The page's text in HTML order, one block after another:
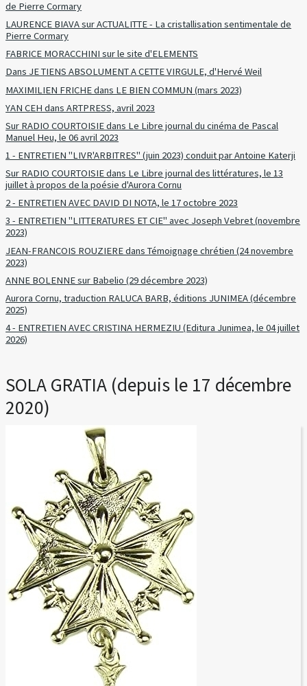
de Pierre Cormary
LAURENCE BIAVA sur ACTUALITTE - La cristallisation sentimentale de
Pierre Cormary
FABRICE MORACCHINI sur le site d'ELEMENTS
Dans JE TIENS ABSOLUMENT A CETTE VIRGULE, d'Hervé Weil
MAXIMILIEN FRICHE dans LE BIEN COMMUN (mars 2023)
YAN CEH dans ARTPRESS, avril 2023
Sur RADIO COURTOISIE dans Le Libre journal du cinéma de Pascal
Manuel Heu, le 06 avril 2023
1 - ENTRETIEN "LIVR'ARBITRES" (juin 2023) conduit par Antoine Katerji
Sur RADIO COURTOISIE dans Le Libre journal des littératures, le 13
juillet à propos de la poésie d'Aurora Cornu
2 - ENTRETIEN AVEC DAVID DI NOTA, le 17 octobre 2023
3 - ENTRETIEN "LITTERATURES ET CIE" avec Joseph Vebret (novembre
2023)
JEAN-FRANCOIS ROUZIERE dans Témoignage chrétien (24 novembre
2023)
ANNE BOLENNE sur Babelio (29 décembre 2023)
Aurora Cornu, traduction RALUCA BARB, éditions JUNIMEA (décembre
2025)
4 - ENTRETIEN AVEC CRISTINA HERMEZIU (Editura Junimea, le 04 juillet
2026)
SOLA GRATIA (depuis le 17 décembre
2020)